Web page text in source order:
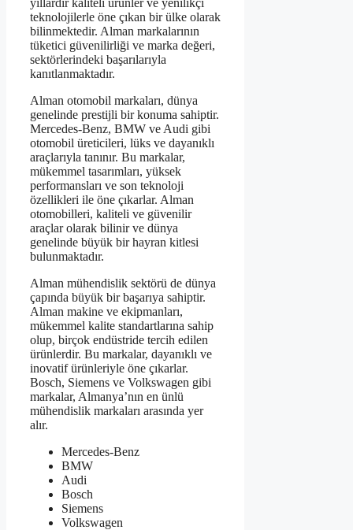
yıllardır kaliteli ürünler ve yenilikçi
teknolojilerle öne çıkan bir ülke olarak
bilinmektedir. Alman markalarının
tüketici güvenilirliği ve marka değeri,
sektörlerindeki başarılarıyla
kanıtlanmaktadır.
Alman otomobil markaları, dünya
genelinde prestijli bir konuma sahiptir.
Mercedes-Benz, BMW ve Audi gibi
otomobil üreticileri, lüks ve dayanıklı
araçlarıyla tanınır. Bu markalar,
mükemmel tasarımları, yüksek
performansları ve son teknoloji
özellikleri ile öne çıkarlar. Alman
otomobilleri, kaliteli ve güvenilir
araçlar olarak bilinir ve dünya
genelinde büyük bir hayran kitlesi
bulunmaktadır.
Alman mühendislik sektörü de dünya
çapında büyük bir başarıya sahiptir.
Alman makine ve ekipmanları,
mükemmel kalite standartlarına sahip
olup, birçok endüstride tercih edilen
ürünlerdir. Bu markalar, dayanıklı ve
inovatif ürünleriyle öne çıkarlar.
Bosch, Siemens ve Volkswagen gibi
markalar, Almanya’nın en ünlü
mühendislik markaları arasında yer
alır.
Mercedes-Benz
BMW
Audi
Bosch
Siemens
Volkswagen